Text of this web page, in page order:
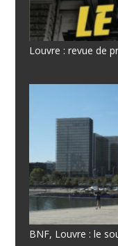
Louvre : revue de
BNF, Louvre : le